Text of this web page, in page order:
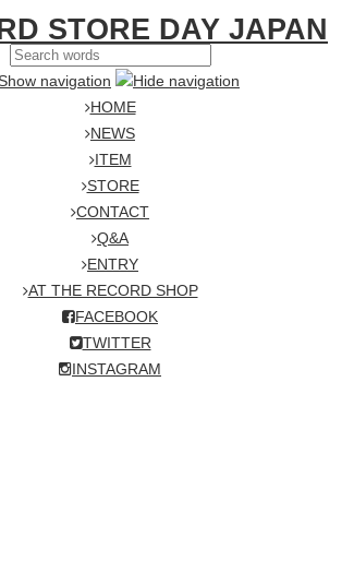
HOME
NEWS
ITEM
STORE
CONTACT
Q&A
ENTRY
AT THE RECORD SHOP
FACEBOOK
TWITTER
INSTAGRAM